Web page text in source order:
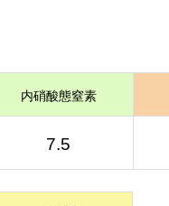
内硝酸態窒素
7.5